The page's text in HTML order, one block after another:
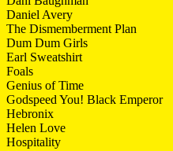
Daniel Avery
The Dismemberment Plan
Dum Dum Girls
Earl Sweatshirt
Foals
Genius of Time
Godspeed You! Black Emperor
Hebronix
Helen Love
Hospitality